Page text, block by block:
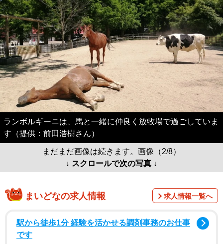
ランボルギーニは、馬と一緒に仲良く放牧場で過ごしていま
す（提供：前田浩樹さん）
まだまだ画像は続きます。画像（2/8）
↓ スクロールで次の写真 ↓
まいどなの求人情報 求人情報一覧へ
駅から徒歩1分 経験を活かせる調剤事務のお仕事
です